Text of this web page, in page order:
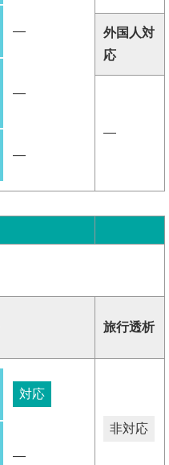
―
―
―
外国人対
応
―
旅行透析
対応
―
非対応